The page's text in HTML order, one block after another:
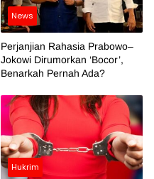
News
Perjanjian Rahasia Prabowo–
Jokowi Dirumorkan ‘Bocor’,
Benarkah Pernah Ada?
Hukrim